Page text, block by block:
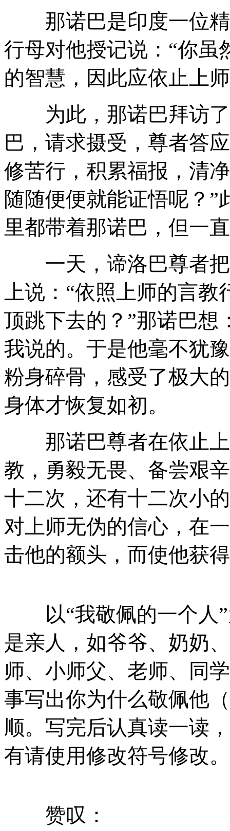
那诺巴是印度一位精
行母对他授记说：“你虽
的智慧，因此应依止上
为此，那诺巴拜访了
巴，请求摄受，尊者答
修苦行，积累福报，清
随随便便就能证悟呢？
里都带着那诺巴，但
一天，谛洛巴尊者把
上说：“依照上师的言
顶跳下去的？”那诺巴想
我说的。于是他毫不犹
粉身碎骨，感受了极大
身体才恢复如初。
那诺巴尊者在依止上
教，勇毅无畏、备尝艰
十二次，还有十二次小
对上师无伪的信心，在
击他的额头，而使他获
以“我敬佩的一个人”
是亲人，如爷爷、奶奶
师、小师父、老师、同
事写出你为什么敬佩他
顺。写完后认真读一读
有请使用修改符号修
赞叹：